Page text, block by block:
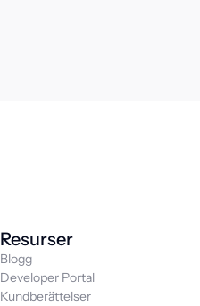
Resurser
Blogg
Developer Portal
Kundberättelser